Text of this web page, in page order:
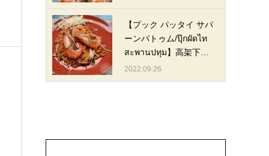
【プック パッタイ サパ
ーンパトゥム/ปุ๊กผัดไท
สะพานปทุม】高架下…
2022.09.26